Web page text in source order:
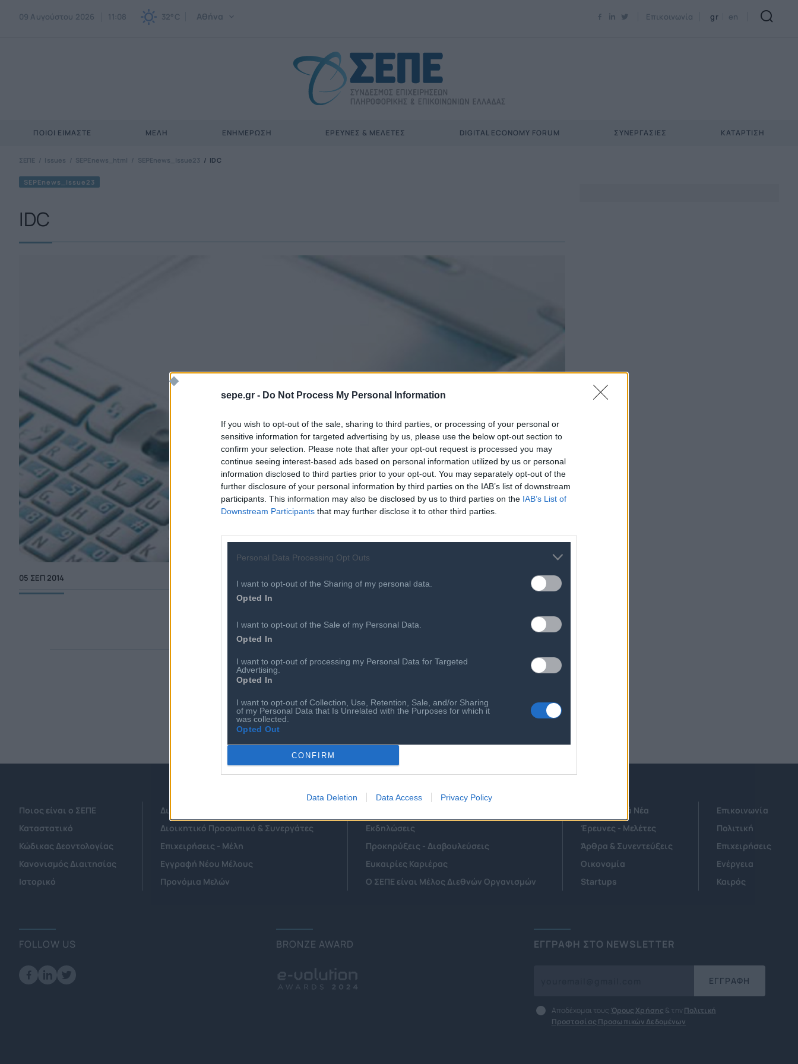
sepe.gr - Do Not Process My Personal Information
If you wish to opt-out of the sale, sharing to third parties, or processing of your personal or
sensitive information for targeted advertising by us, please use the below opt-out section to
confirm your selection. Please note that after your opt-out request is processed you may
continue seeing interest-based ads based on personal information utilized by us or personal
information disclosed to third parties prior to your opt-out. You may separately opt-out of the
further disclosure of your personal information by third parties on the IAB’s list of downstream
participants. This information may also be disclosed by us to third parties on the IAB’s List of
Downstream Participants that may further disclose it to other third parties.
Personal Data Processing Opt Outs
I want to opt-out of the Sharing of my personal data.
Opted In
I want to opt-out of the Sale of my Personal Data.
Opted In
I want to opt-out of processing my Personal Data for Targeted
Advertising.
Opted In
I want to opt-out of Collection, Use, Retention, Sale, and/or Sharing
of my Personal Data that Is Unrelated with the Purposes for which it
was collected.
Opted Out
CONFIRM
Data Deletion Data Access Privacy Policy
09 Αυγούστου 2026 11:08 32°C Αθήνα Επικοινωνία gr en
ΠΟΙΟΙ ΕΊΜΑΣΤΕ ΜΈΛΗ ΕΝΗΜΕΡΩΣΗ ΈΡΕΥΝΕΣ & ΜΕΛΈΤΕΣ DIGITAL ECONOMY FORUM ΣΥΝΕΡΓΑΣΊΕΣ ΚΑΤΆΡΤΙΣΗ
ΣΕΠΕ Issues SEPEnews_html SEPEnews_Issue23 IDC
SEPEnews_Issue23
IDC
05 ΣΕΠ 2014
Ποιος είναι ο ΣΕΠΕ
Καταστατικό
Κώδικας Δεοντολογίας
Κανονισμός Διαιτησίας
Ιστορικό
Διοικητικό Συμβούλιο/ Αιρετά Όργανα
Διοικητικό Προσωπικό & Συνεργάτες
Επιχειρήσεις - Μέλη
Εγγραφή Νέου Μέλους
Προνόμια Μελών
Εκδηλώσεις
Προκηρύξεις - Διαβουλεύσεις
Ευκαιρίες Καριέρας
Ο ΣΕΠΕ είναι Μέλος Διεθνών Οργανισμών
Τεχνολογικά Νέα
Έρευνες - Μελέτες
Άρθρα & Συνεντεύξεις
Οικονομία
Startups
Επικοινωνία
Πολιτική
Επιχειρήσεις
Ενέργεια
Καιρός
FOLLOW US BRONZE AWARD ΕΓΓΡΑΦΗ ΣΤΟ NEWSLETTER
Newsletter Email*
ΕΓΓΡΑΦΗ
Αποδέχομαι τους Όρους Χρήσης & την Πολιτική
Προστασίας Προσωπικών Δεδομένων